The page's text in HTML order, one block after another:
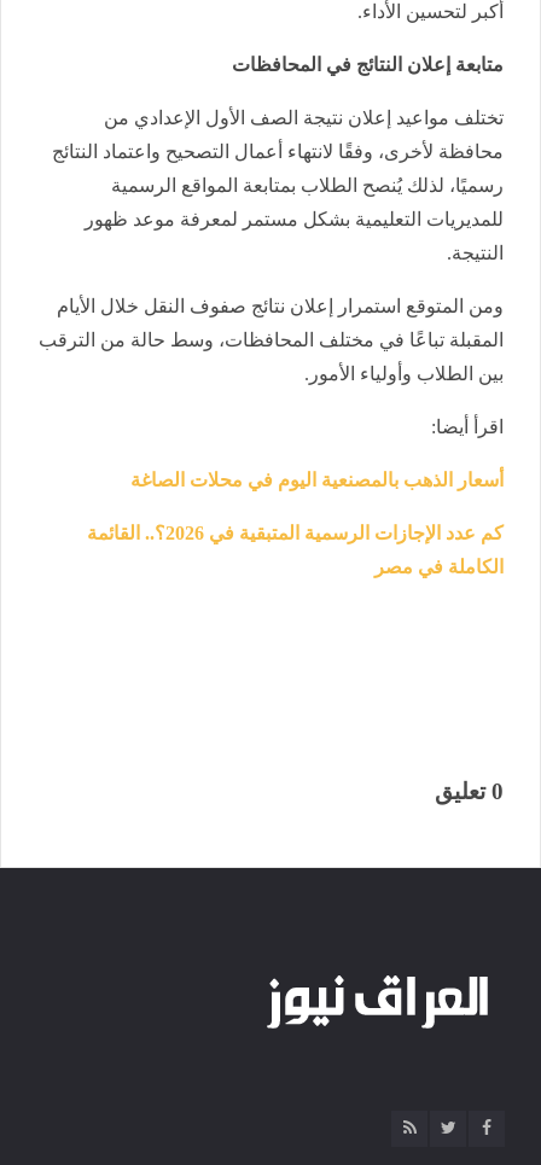
أكبر لتحسين الأداء.
متابعة إعلان النتائج في المحافظات
تختلف مواعيد إعلان نتيجة الصف الأول الإعدادي من
محافظة لأخرى، وفقًا لانتهاء أعمال التصحيح واعتماد النتائج
رسميًا، لذلك يُنصح الطلاب بمتابعة المواقع الرسمية
للمديريات التعليمية بشكل مستمر لمعرفة موعد ظهور
النتيجة.
ومن المتوقع استمرار إعلان نتائج صفوف النقل خلال الأيام
المقبلة تباعًا في مختلف المحافظات، وسط حالة من الترقب
بين الطلاب وأولياء الأمور.
اقرأ أيضا:
أسعار الذهب بالمصنعية اليوم في محلات الصاغة
كم عدد الإجازات الرسمية المتبقية في 2026؟.. القائمة
الكاملة في مصر
0 تعليق